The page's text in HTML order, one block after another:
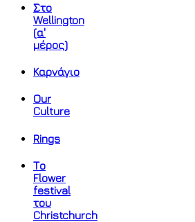
Στο
Wellington
(α'
μέρος)
Καρνάγιο
Our
Culture
Rings
Το
Flower
festival
του
Christchurch